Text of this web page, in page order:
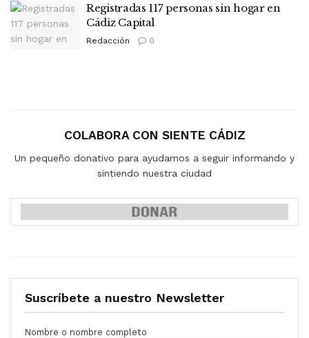
Registradas 117 personas sin hogar en
Cádiz Capital
Redacción 0
COLABORA CON SIENTE CÁDIZ
Un pequeño donativo para ayudarnos a seguir informando y
sintiendo nuestra ciudad
Suscríbete a nuestro Newsletter
Nombre o nombre completo